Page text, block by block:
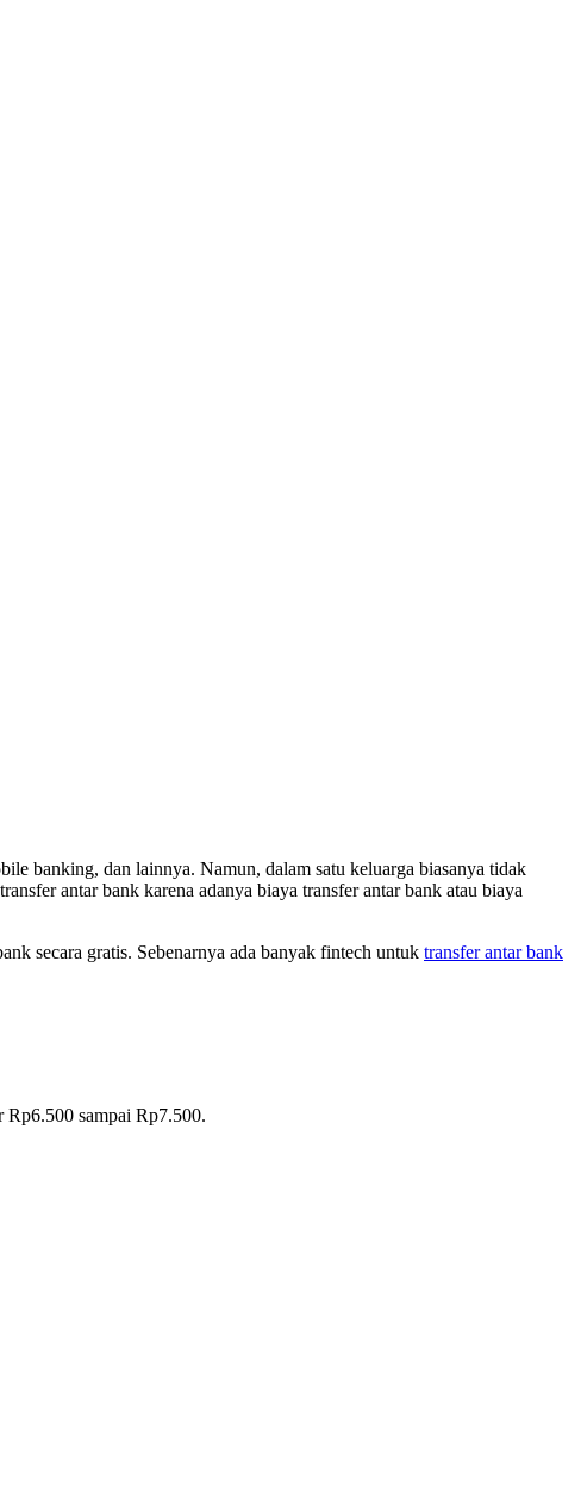
banking, dan lainnya. Namun, dalam satu keluarga biasanya tidak
antar bank karena adanya biaya transfer antar bank atau biaya
secara gratis. Sebenarnya ada banyak fintech untuk transfer antar bank
Rp6.500 sampai Rp7.500.